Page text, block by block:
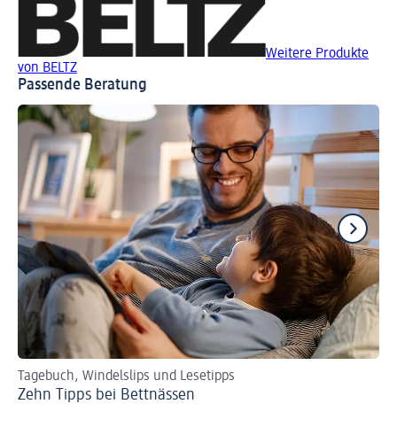
Weitere Produkte
von BELTZ
Passende Beratung
Tagebuch, Windelslips und Lesetipps
Zehn Tipps bei Bettnässen